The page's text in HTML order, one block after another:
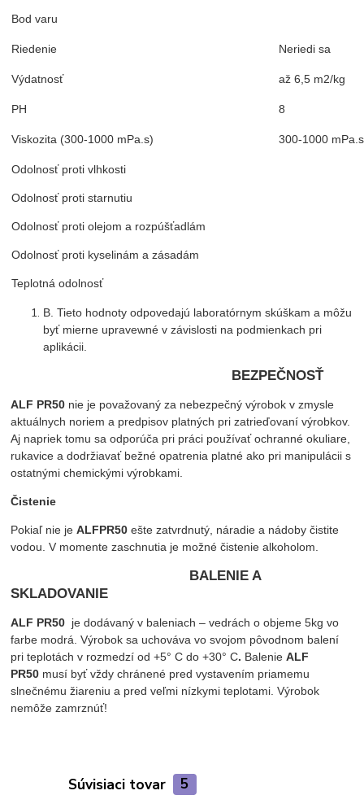
Bod varu
Riedenie Neriedi sa
Výdatnosť až 6,5 m2/kg
PH 8
Viskozita (300-1000 mPa.s) 300-1000 mPa.s
Odolnosť proti vlhkosti
Odolnosť proti starnutiu
Odolnosť proti olejom a rozpúšťadlám
Odolnosť proti kyselinám a zásadám
Teplotná odolnosť
B. Tieto hodnoty odpovedajú laboratórnym skúškam a môžu
byť mierne upravewné v závislosti na podmienkach pri
aplikácii.
BEZPEČNOSŤ
ALF PR50 nie je považovaný za nebezpečný výrobok v zmysle
aktuálnych noriem a predpisov platných pri zatrieďovaní výrobkov.
Aj napriek tomu sa odporúča pri práci používať ochranné okuliare,
rukavice a dodržiavať bežné opatrenia platné ako pri manipulácii s
ostatnými chemickými výrobkami.
Čistenie
Pokiaľ nie jeALFPR50 ešte zatvrdnutý, náradie a nádoby čistite
vodou. V momente zaschnutia je možné čistenie alkoholom.
BALENIE A
SKLADOVANIE
ALF PR50 je dodávaný v baleniach – vedrách o objeme 5kg vo
farbe modrá. Výrobok sa uchováva vo svojom pôvodnom balení
pri teplotách v rozmedzí od +5° C do +30° C. BalenieALF
PR50 musí byť vždy chránené pred vystavením priamemu
slnečnému žiareniu a pred veľmi nízkymi teplotami. Výrobok
nemôže zamrznúť!
Súvisiaci tovar 5